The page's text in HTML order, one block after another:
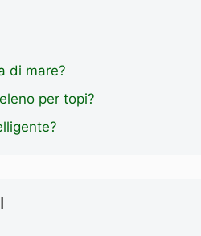
di mare?
per topi?